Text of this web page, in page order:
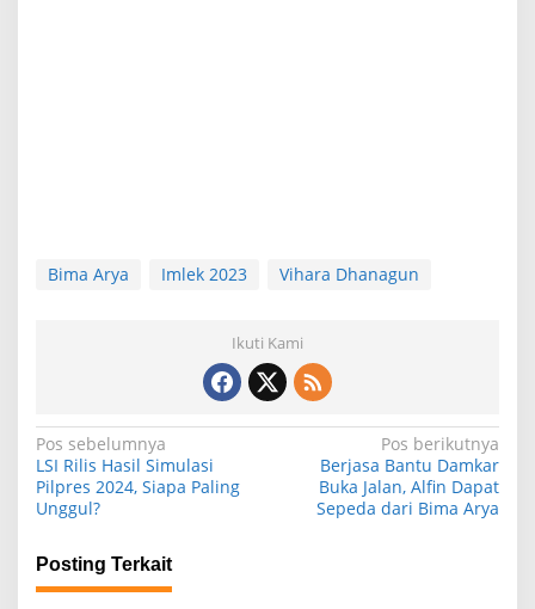
Bima Arya Imlek 2023 Vihara Dhanagun
Ikuti Kami
N
a
v
i
g
Pos sebelumnya
LSI Rilis Hasil Simulasi
Pilpres 2024, Siapa Paling
Unggul?
Pos berikutnya
Berjasa Bantu Damkar
Buka Jalan, Alfin Dapat
Sepeda dari Bima Arya
Posting Terkait